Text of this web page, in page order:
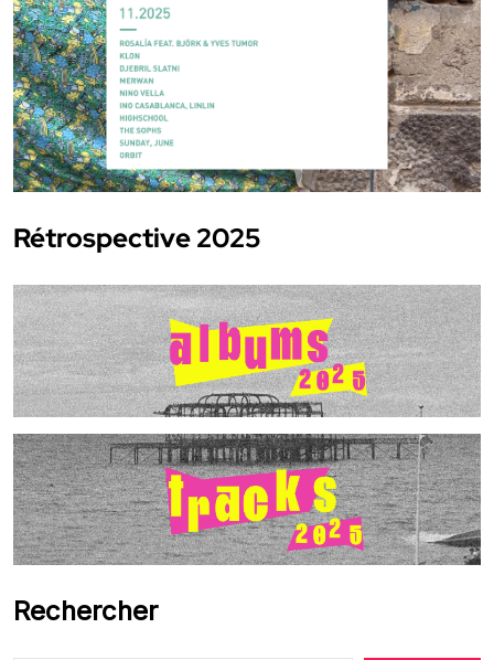
Rétrospective 2025
Rechercher